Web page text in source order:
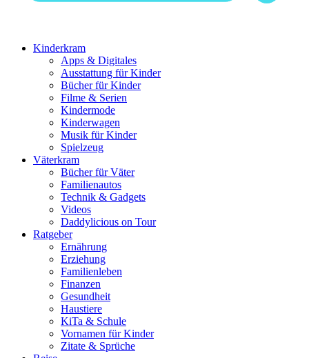
Kinderkram
Apps & Digitales
Ausstattung für Kinder
Bücher für Kinder
Filme & Serien
Kindermode
Kinderwagen
Musik für Kinder
Spielzeug
Väterkram
Bücher für Väter
Familienautos
Technik & Gadgets
Videos
Daddylicious on Tour
Ratgeber
Ernährung
Erziehung
Familienleben
Finanzen
Gesundheit
Haustiere
KiTa & Schule
Vornamen für Kinder
Zitate & Sprüche